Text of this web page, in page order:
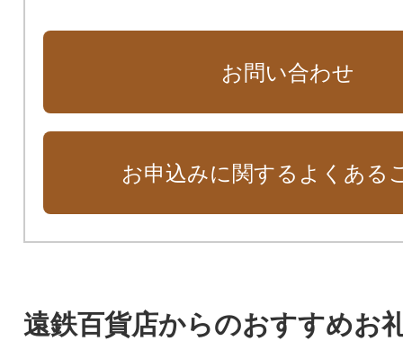
お問い合わせ
お申込みに関するよくある
遠鉄百貨店からのおすすめお